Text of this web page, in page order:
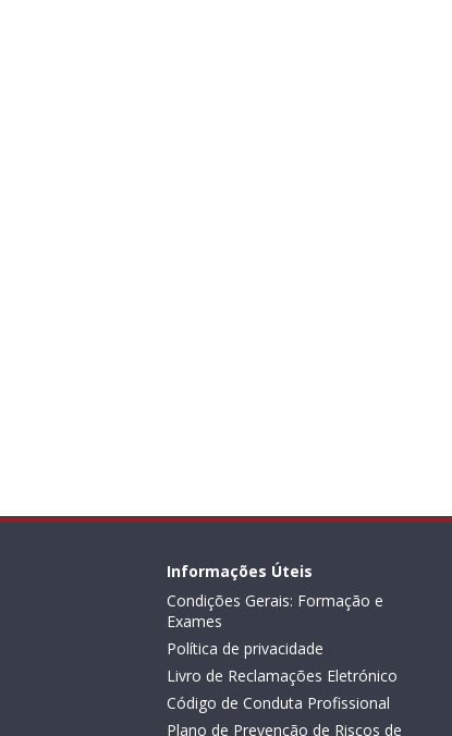
Informações Úteis
Condições Gerais: Formação e
Exames
Política de privacidade
Livro de Reclamações Eletrónico
Código de Conduta Profissional
Plano de Prevenção de Riscos de